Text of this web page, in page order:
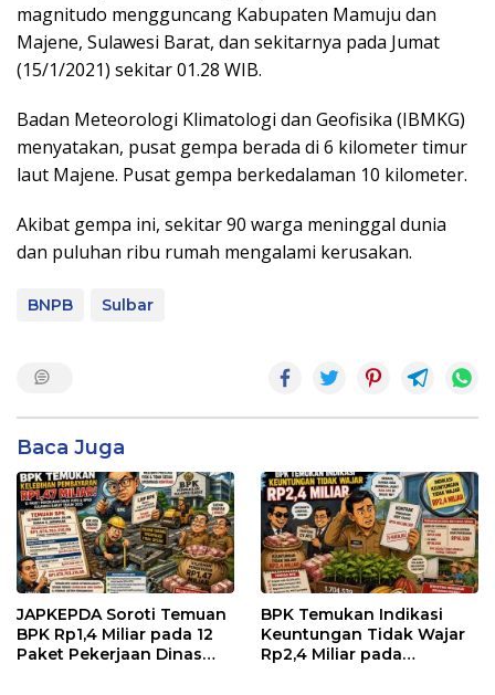
magnitudo mengguncang Kabupaten Mamuju dan
Majene, Sulawesi Barat, dan sekitarnya pada Jumat
(15/1/2021) sekitar 01.28 WIB.
Badan Meteorologi Klimatologi dan Geofisika (IBMKG)
menyatakan, pusat gempa berada di 6 kilometer timur
laut Majene. Pusat gempa berkedalaman 10 kilometer.
Akibat gempa ini, sekitar 90 warga meninggal dunia
dan puluhan ribu rumah mengalami kerusakan.
BNPB Sulbar
Baca Juga
JAPKEPDA Soroti Temuan
BPK Rp1,4 Miliar pada 12
Paket Pekerjaan Dinas
BPK Temukan Indikasi
Keuntungan Tidak Wajar
Rp2,4 Miliar pada